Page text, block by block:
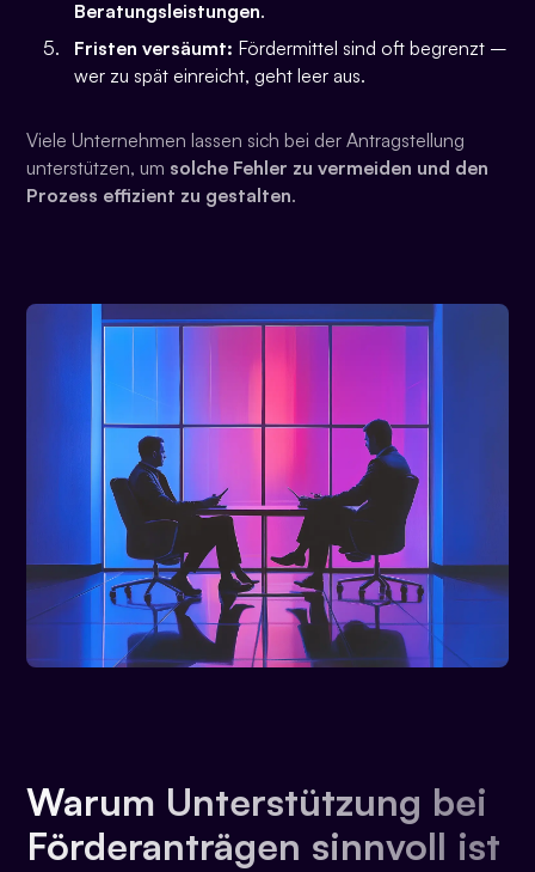
Beratungsleistungen.
Fristen versäumt: Fördermittel sind oft begrenzt –
wer zu spät einreicht, geht leer aus.
Viele Unternehmen lassen sich bei der Antragstellung
unterstützen, um solche Fehler zu vermeiden und den
Prozess effizient zu gestalten.
Warum Unterstützung bei
Förderanträgen sinnvoll ist